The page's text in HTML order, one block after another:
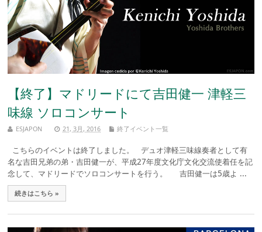
【終了】マドリードにて吉田健一 津軽三
味線 ソロコンサート
ESJAPON 21, 3月, 2016 終了イベント一覧
こちらのイベントは終了しました。 デュオ津軽三味線奏者として有
名な吉田兄弟の弟・吉田健一が、平成27年度文化庁文化交流使着任を記
念して、マドリードでソロコンサートを行う。 吉田健一は5歳よ ...
続きはこちら »